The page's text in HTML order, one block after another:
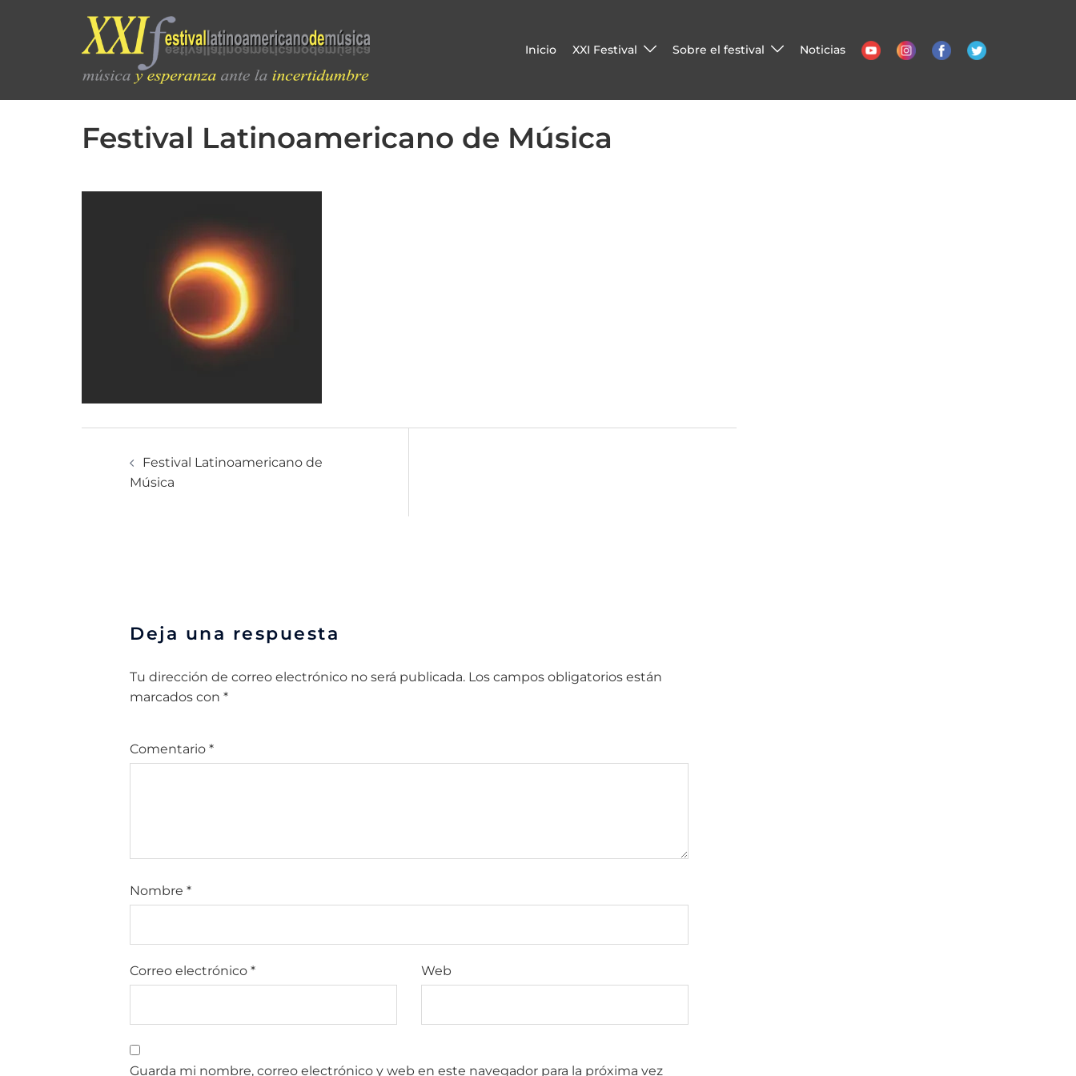
Inicio XXI Festival Sobre el festival Noticias
Festival Latinoamericano de Música
Festival Latinoamericano de
Música
Deja una respuesta
Tu dirección de correo electrónico no será publicada. Los campos obligatorios están
marcados con *
Comentario *
Nombre *
Correo electrónico * Web
Guarda mi nombre, correo electrónico y web en este navegador para la próxima vez
Alternative: